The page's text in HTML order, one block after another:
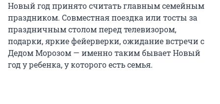
Новый год принято считать главным семейным
праздником. Совместная поездка или тосты за
праздничным столом перед телевизором,
подарки, яркие фейерверки, ожидание встречи с
Дедом Морозом — именно таким бывает Новый
год у ребенка, у которого есть семья.